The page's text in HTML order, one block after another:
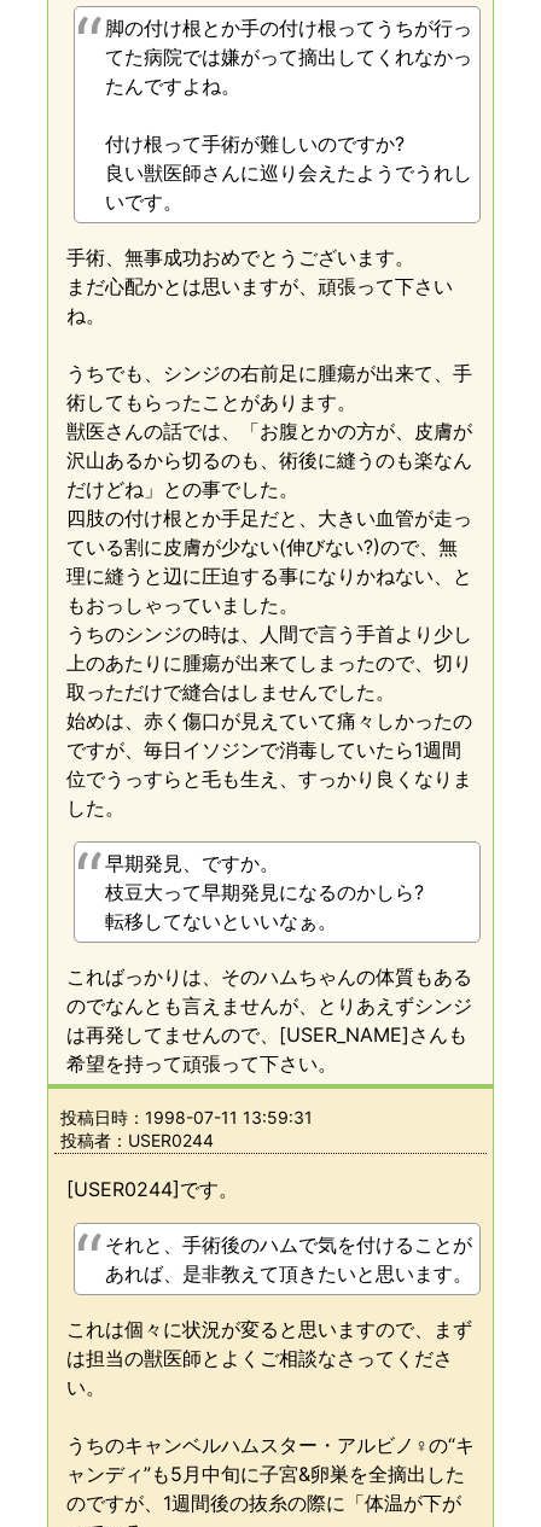
脚の付け根とか手の付け根ってうちが行っ
てた病院では嫌がって摘出してくれなかっ
たんですよね。
付け根って手術が難しいのですか?
良い獣医師さんに巡り会えたようでうれし
いです。
手術、無事成功おめでとうございます。
まだ心配かとは思いますが、頑張って下さい
ね。
うちでも、シンジの右前足に腫瘍が出来て、手
術してもらったことがあります。
獣医さんの話では、「お腹とかの方が、皮膚が
沢山あるから切るのも、術後に縫うのも楽なん
だけどね」との事でした。
四肢の付け根とか手足だと、大きい血管が走っ
ている割に皮膚が少ない(伸びない?)ので、無
理に縫うと辺に圧迫する事になりかねない、と
もおっしゃっていました。
うちのシンジの時は、人間で言う手首より少し
上のあたりに腫瘍が出来てしまったので、切り
取っただけで縫合はしませんでした。
始めは、赤く傷口が見えていて痛々しかったの
ですが、毎日イソジンで消毒していたら1週間
位でうっすらと毛も生え、すっかり良くなりま
した。
早期発見、ですか。
枝豆大って早期発見になるのかしら?
転移してないといいなぁ。
こればっかりは、そのハムちゃんの体質もある
のでなんとも言えませんが、とりあえずシンジ
は再発してませんので、[USER_NAME]さんも
希望を持って頑張って下さい。
投稿日時： 1998-07-11 13:59:31
投稿者：USER0244
[USER0244]です。
それと、手術後のハムで気を付けることが
あれば、是非教えて頂きたいと思います。
これは個々に状況が変ると思いますので、まず
は担当の獣医師とよくご相談なさってくださ
い。
うちのキャンベルハムスター・アルビノ♀の“キ
ャンディ”も5月中旬に子宮&卵巣を全摘出した
のですが、1週間後の抜糸の際に「体温が下が